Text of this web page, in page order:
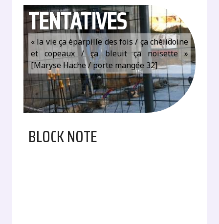
TENTATIVES
« la vie ça éparpille des fois / ça chélidoine
et copeaux / ça bleuit ça noisette »
[Maryse Hache / porte mangée 32]
BLOCK NOTE